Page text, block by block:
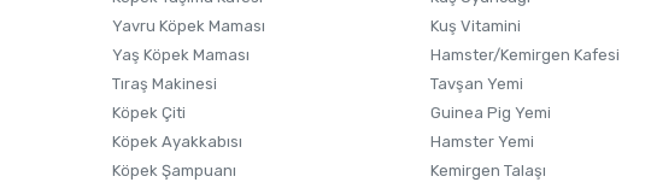
Gönder
Yavru Köpek Maması
Yaş Köpek Maması
Tıraş Makinesi
Köpek Çiti
Köpek Ayakkabısı
Köpek Şampuanı
Kuş Vitamini
Hamster/Kemirgen Kafesi
Tavşan Yemi
Guinea Pig Yemi
Hamster Yemi
Kemirgen Talaşı